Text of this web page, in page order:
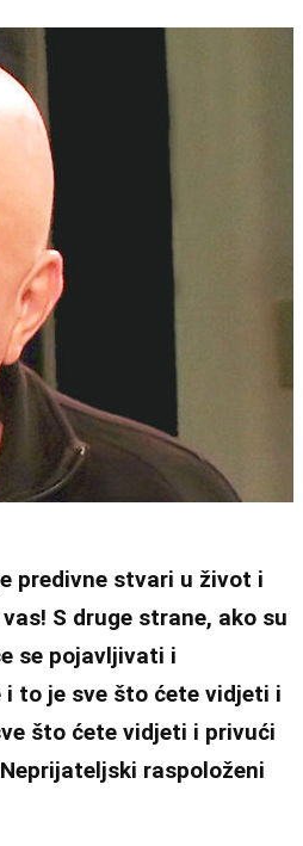
predivne stvari u život i
S druge strane, ako su
se pojavljivati i
to je sve što ćete vidjeti i
što ćete vidjeti i privući
raspoloženi